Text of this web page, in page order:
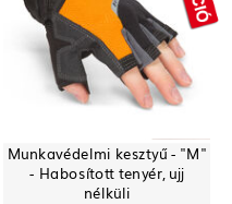
Munkavédelmi kesztyű - "M"
- Habosított tenyér, ujj
nélküli